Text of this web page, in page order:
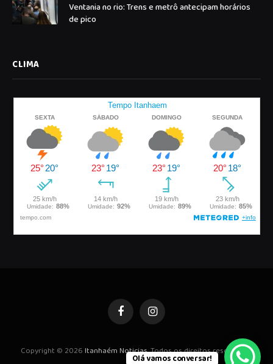
Ventania no rio: Trens e metrô antecipam horários
de pico
CLIMA
FacebookInstagram
Copyright © 2026Itanhaém Noticias. Todos os direitos reservados.
Olá vamos conversar!